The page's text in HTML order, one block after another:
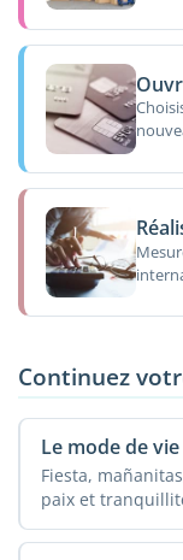
Continuez
Le mode de
Fiesta,
paix et